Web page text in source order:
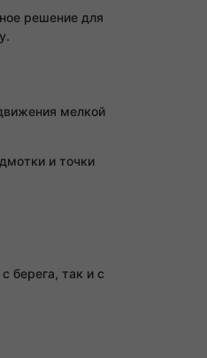
решение для
мелкой
и точки
берега, так и с